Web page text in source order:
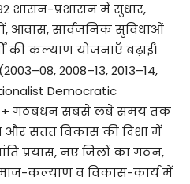
शासन-प्रशासन में सुधार,
आवास, सार्वजनिक सुविधाओं
की कल्याण योजनाएँ बढ़ाईं।
2008–13, 2013–14,
Democratic
+ गठबंधन सबसे लंबे समय तक
और सतत विकास की दिशा में
प्रयास, नए जिलों का गठन,
कल्याण व विकास-कार्य में